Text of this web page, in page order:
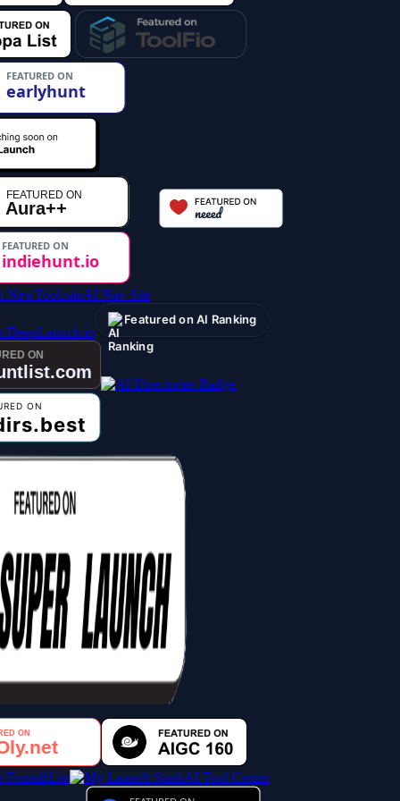
AI Nav Site
Featured on AI Ranking
AI Tool Center